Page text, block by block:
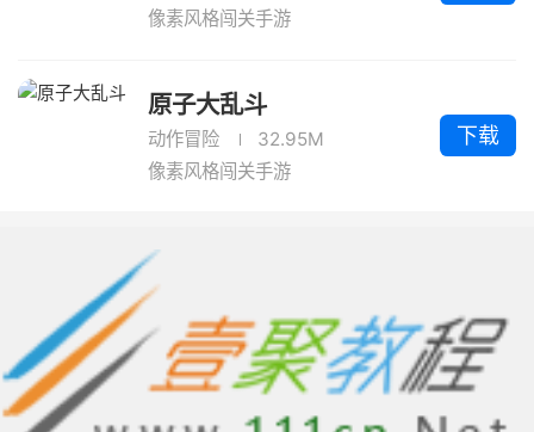
像素风格闯关手游
原子大乱斗
动作冒险
32.95M
像素风格闯关手游
下载